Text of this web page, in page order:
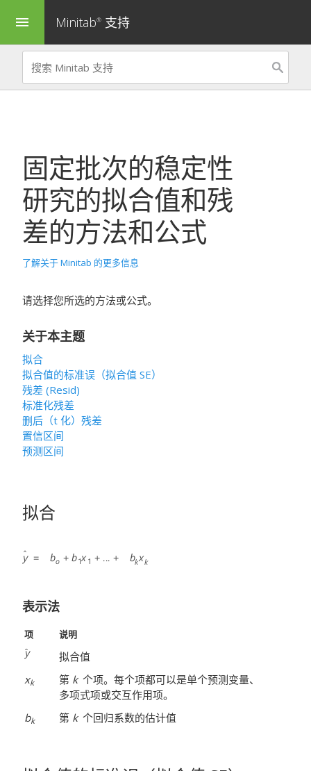
menu Minitab® 支持
固定批次的稳定性
研究的拟合值和残
差的方法和公式
了解关于 Minitab 的更多信息
请选择您所选的方法或公式。
关于本主题
拟合
拟合值的标准误（拟合值 SE）
残差 (Resid)
标准化残差
删后（t 化）残差
置信区间
预测区间
拟合
表示法
项 说明
拟合值
xk 第 k 个项。每个项都可以是单个预测变量、
多项式项或交互作用项。
bk 第 k 个回归系数的估计值